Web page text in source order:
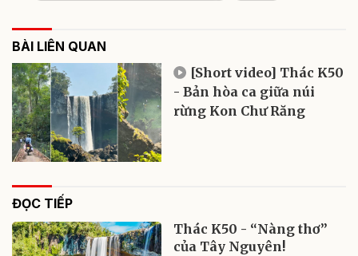
BÀI LIÊN QUAN
[Short video] Thác K50
- Bản hòa ca giữa núi
rừng Kon Chư Răng
ĐỌC TIẾP
Thác K50 - “Nàng thơ”
của Tây Nguyên!